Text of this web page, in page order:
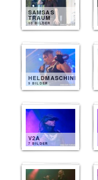
SAMSAS
TRAUM
10 BILDER
HELDMASCHINE
9 BILDER
V2A
7 BILDER